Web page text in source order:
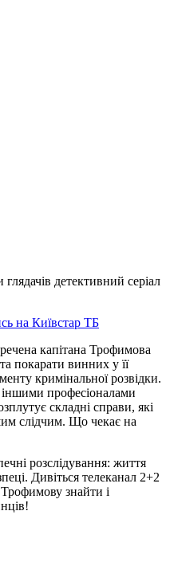
детективний серіал
на Київстар ТБ
капітана Трофимова
покарати винних у її
кримінальної розвідки.
іншими професіоналами
складні справи, які
слідчим. Що чекає на
розслідування: життя
Дивіться телеканал 2+2
Трофимову знайти і